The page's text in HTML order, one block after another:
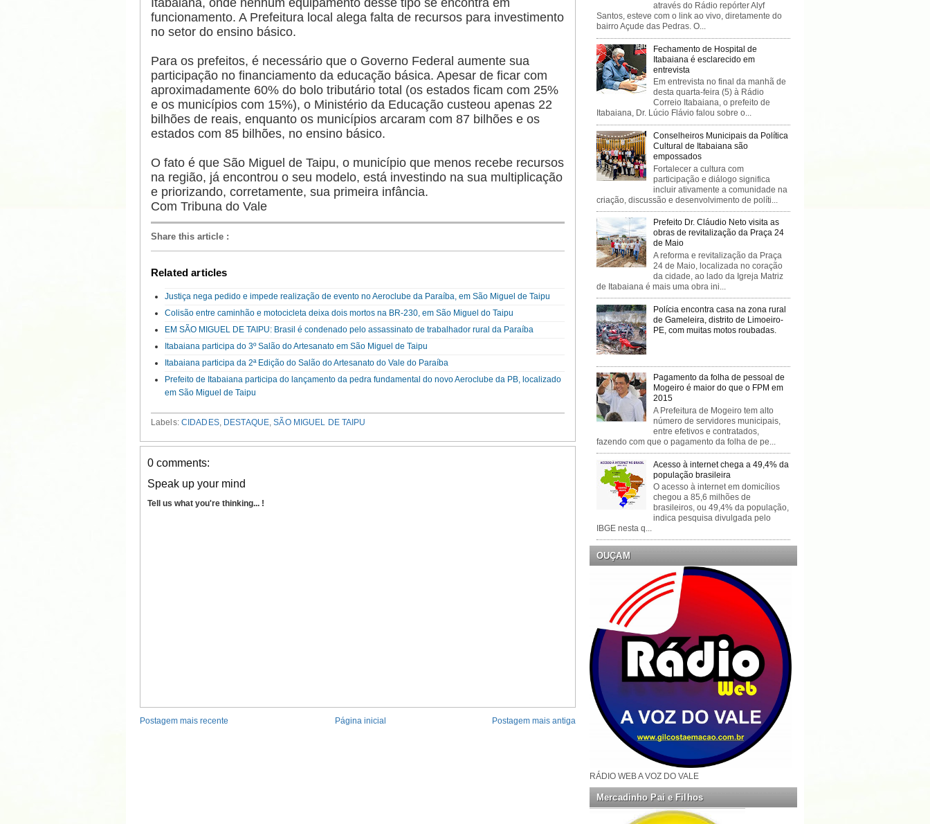
Itabaiana, onde nenhum equipamento desse tipo se encontra em
funcionamento. A Prefeitura local alega falta de recursos para investimento
no setor do ensino básico.
Para os prefeitos, é necessário que o Governo Federal aumente sua
participação no financiamento da educação básica. Apesar de ficar com
aproximadamente 60% do bolo tributário total (os estados ficam com 25%
e os municípios com 15%), o Ministério da Educação custeou apenas 22
bilhões de reais, enquanto os municípios arcaram com 87 bilhões e os
estados com 85 bilhões, no ensino básico.
O fato é que São Miguel de Taipu, o município que menos recebe recursos
na região, já encontrou o seu modelo, está investindo na sua multiplicação
e priorizando, corretamente, sua primeira infância.
Com Tribuna do Vale
Share this article :
Related articles
Justiça nega pedido e impede realização de evento no Aeroclube da Paraíba, em São Miguel de Taipu
Colisão entre caminhão e motocicleta deixa dois mortos na BR-230, em São Miguel do Taipu
EM SÃO MIGUEL DE TAIPU: Brasil é condenado pelo assassinato de trabalhador rural da Paraíba
Itabaiana participa do 3º Salão do Artesanato em São Miguel de Taipu
Itabaiana participa da 2ª Edição do Salão do Artesanato do Vale do Paraíba
Prefeito de Itabaiana participa do lançamento da pedra fundamental do novo Aeroclube da PB, localizado
em São Miguel de Taipu
Labels: CIDADES, DESTAQUE ,SÃO MIGUEL DE TAIPU
0 comments:
Speak up your mind
Tell us what you're thinking... !
Postagem mais recente Postagem mais antiga
Página inicial
através do Rádio repórter Alyf
Santos, esteve com o link ao vivo, diretamente do
bairro Açude das Pedras. O...
Fechamento de Hospital de
Itabaiana é esclarecido em
entrevista
Em entrevista no final da manhã de
desta quarta-feira (5) à Rádio
Correio Itabaiana, o prefeito de
Itabaiana, Dr. Lúcio Flávio falou sobre o...
Conselheiros Municipais da Política
Cultural de Itabaiana são
empossados
Fortalecer a cultura com
participação e diálogo significa
incluir ativamente a comunidade na
criação, discussão e desenvolvimento de políti...
Prefeito Dr. Cláudio Neto visita as
obras de revitalização da Praça 24
de Maio
A reforma e revitalização da Praça
24 de Maio, localizada no coração
da cidade, ao lado da Igreja Matriz
de Itabaiana é mais uma obra ini...
Polícia encontra casa na zona rural
de Gameleira, distrito de Limoeiro-
PE, com muitas motos roubadas.
Pagamento da folha de pessoal de
Mogeiro é maior do que o FPM em
2015
A Prefeitura de Mogeiro tem alto
número de servidores municipais,
entre efetivos e contratados,
fazendo com que o pagamento da folha de pe...
Acesso à internet chega a 49,4% da
população brasileira
O acesso à internet em domicílios
chegou a 85,6 milhões de
brasileiros, ou 49,4% da população,
indica pesquisa divulgada pelo
IBGE nesta q...
OUÇAM
RÁDIO WEB A VOZ DO VALE
Mercadinho Pai e Filhos